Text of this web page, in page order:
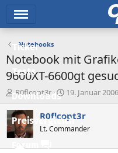
Ticker
Tests
Downloads
Preisvergleich
Forum
Notebooks
Notebook mit
9600XT-6600gt
E
r
s
t
e
R0flcopt3r
E
s
t
e
19. Januar 2006
R0flcopt3r
Lt. Commander